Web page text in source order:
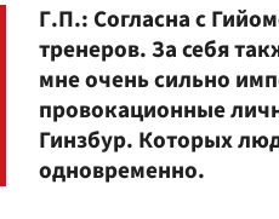
Г.П.: Согласна с
тренеров. За себя
мне очень сильно
провокационные
Гинзбур. Которых
одновременно.